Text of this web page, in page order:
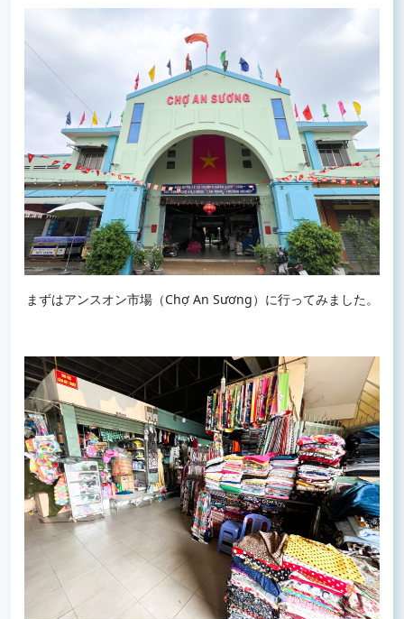
まずはアンスオン市場（Chợ An Sương）に行ってみました。